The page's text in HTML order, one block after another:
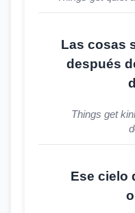
Las cosas
después
Things get
Ese cielo